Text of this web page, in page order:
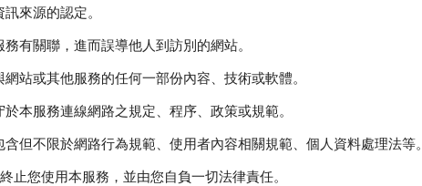
來源的認定。
有關聯，進而誤導他人到訪別的網站。
站或其他服務的任何一部份內容、技術或軟體。
本服務連線網路之規定、程序、政策或規範。
但不限於網路行為規範、使用者內容相關規範、個人資料處理法等。
您使用本服務，並由您自負一切法律責任。